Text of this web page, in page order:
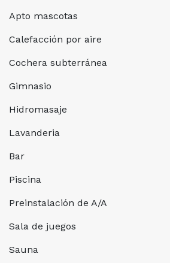
Apto mascotas
Calefacción por aire
Cochera subterránea
Gimnasio
Hidromasaje
Lavanderia
Bar
Piscina
Preinstalación de A/A
Sala de juegos
Sauna